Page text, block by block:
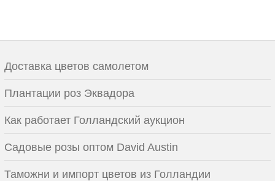
Доставка цветов самолетом
Плантации роз Эквадора
Как работает Голландский аукцион
Садовые розы оптом David Austin
Таможни и импорт цветов из Голландии